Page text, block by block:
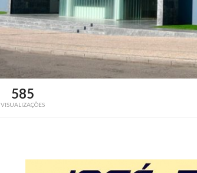
585
VISUALIZAÇÕES